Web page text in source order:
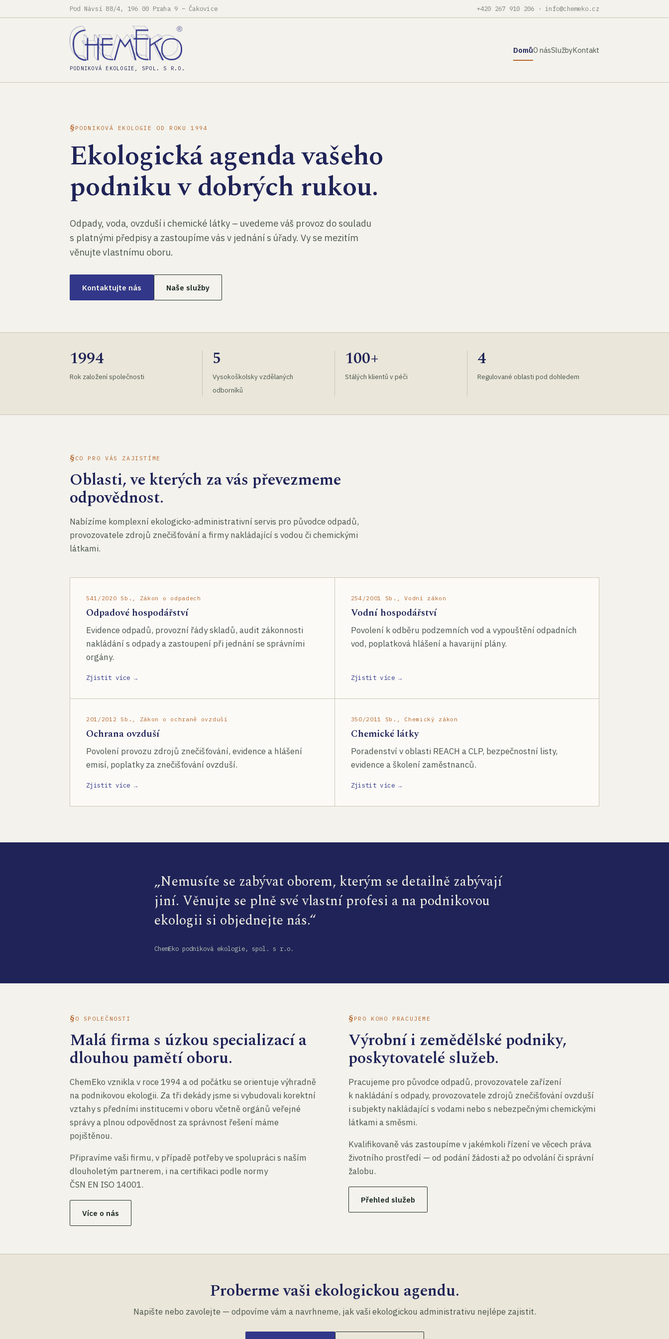
Pod Návsí 88/4, 196 00 Praha 9 – Čakovice +420 267 910 206 · info@chemeko.cz
PODNIKOVÁ EKOLOGIE, SPOL. S R.O.
DomůO násSlužbyKontakt
PODNIKOVÁ EKOLOGIE OD ROKU 1994
Ekologická agenda vašeho
podniku v dobrých rukou.
Odpady, voda, ovzduší i chemické látky – uvedeme váš provoz do souladu
s platnými předpisy a zastoupíme vás v jednání s úřady. Vy se mezitím
věnujte vlastnímu oboru.
Kontaktujte nás Naše služby
1994
Rok založení společnosti
5
Vysokoškolsky vzdělaných
odborníků
100+
Stálých klientů v péči
4
Regulované oblasti pod dohledem
CO PRO VÁS ZAJISTÍME
Oblasti, ve kterých za vás převezmeme
odpovědnost.
Nabízíme komplexní ekologicko-administrativní servis pro původce odpadů,
provozovatele zdrojů znečišťování a firmy nakládající s vodou či chemickými
látkami.
541/2020 Sb., Zákon o odpadech
Odpadové hospodářství
Evidence odpadů, provozní řády skladů, audit zákonnosti
nakládání s odpady a zastoupení při jednání se správními
orgány.
Zjistit více →
254/2001 Sb., Vodní zákon
Vodní hospodářství
Povolení k odběru podzemních vod a vypouštění odpadních
vod, poplatková hlášení a havarijní plány.
Zjistit více →
201/2012 Sb., Zákon o ochraně ovzduší
Ochrana ovzduší
Povolení provozu zdrojů znečišťování, evidence a hlášení
emisí, poplatky za znečišťování ovzduší.
Zjistit více →
350/2011 Sb., Chemický zákon
Chemické látky
Poradenství v oblasti REACH a CLP, bezpečnostní listy,
evidence a školení zaměstnanců.
Zjistit více →
„Nemusíte se zabývat oborem, kterým se detailně zabývají
jiní. Věnujte se plně své vlastní profesi a na podnikovou
ekologii si objednejte nás.“
ChemEko podniková ekologie, spol. s r.o.
O SPOLEČNOSTI
Malá firma s úzkou specializací a
dlouhou pamětí oboru.
ChemEko vznikla v roce 1994 a od počátku se orientuje výhradně
na podnikovou ekologii. Za tři dekády jsme si vybudovali korektní
vztahy s předními institucemi v oboru včetně orgánů veřejné
správy a plnou odpovědnost za správnost řešení máme
pojištěnou.
Připravíme vaši firmu, v případě potřeby ve spolupráci s naším
dlouholetým partnerem, i na certifikaci podle normy
ČSN EN ISO 14001.
Více o nás
PRO KOHO PRACUJEME
Výrobní i zemědělské podniky,
poskytovatelé služeb.
Pracujeme pro původce odpadů, provozovatele zařízení
k nakládání s odpady, provozovatele zdrojů znečišťování ovzduší
i subjekty nakládající s vodami nebo s nebezpečnými chemickými
látkami a směsmi.
Kvalifikovaně vás zastoupíme v jakémkoli řízení ve věcech práva
životního prostředí — od podání žádosti až po odvolání či správní
žalobu.
Přehled služeb
Proberme vaši ekologickou agendu.
Napište nebo zavolejte — odpovíme vám a navrhneme, jak vaši ekologickou administrativu nejlépe zajistit.